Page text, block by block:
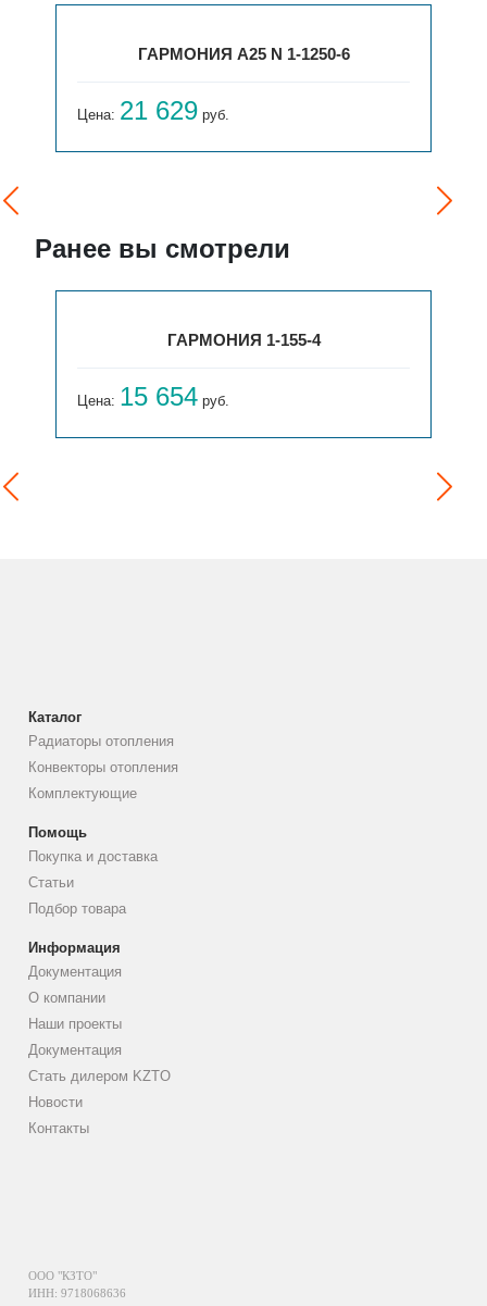
ГАРМОНИЯ А25 N 1-1250-6
Цена: 21 629 руб.
Ранее вы смотрели
ГАРМОНИЯ 1-155-4
Цена: 15 654 руб.
Каталог
Радиаторы отопления
Конвекторы отопления
Комплектующие
Помощь
Покупка и доставка
Статьи
Подбор товара
Информация
Документация
О компании
Наши проекты
Документация
Стать дилером KZTO
Новости
Контакты
ООО "КЗТО"
ИНН: 9718068636